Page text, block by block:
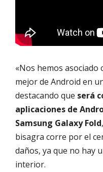
«Nos hemos
mejor de Android en
destacando que será
aplicaciones de
Samsung Galaxy Fold
bisagra corre por el
daños, ya que no hay
interior.